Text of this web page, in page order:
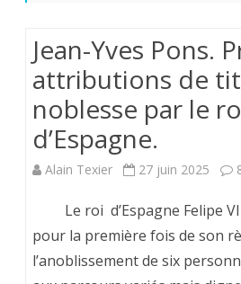
Jean-Yves Pons.
attributions de
noblesse par le
d’Espagne.
Alain Texier 27 juin 2025
Le roi d’Espagne Felipe VI
pour la première fois de son
l’anoblissement de six